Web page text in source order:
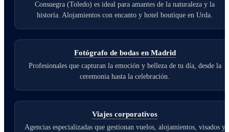
Consuegra (Toledo) es ideal para amantes de la naturaleza y la
historia. Alojamientos con encanto y hotel boutique en Urda.
Fotógrafo de bodas en Madrid
Profesionales que capturan la emoción y belleza de tu día, desde la
ceremonia hasta la celebración.
Viajes corporativos
Agencias especializadas que gestionan vuelos, alojamientos, visados y